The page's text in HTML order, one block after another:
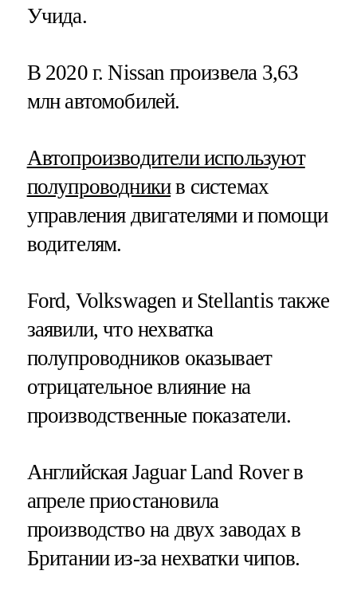
Учида.
В 2020 г. Nissan произвела 3,63
млн автомобилей.
Автопроизводители используют
полупроводникив системах
управления двигателями и помощи
водителям.
Ford, Volkswagen и Stellantis также
заявили, что нехватка
полупроводников оказывает
отрицательное влияние на
производственные показатели.
Английская Jaguar Land Rover в
апреле приостановила
производство на двух заводах в
Британии из-за нехватки чипов.